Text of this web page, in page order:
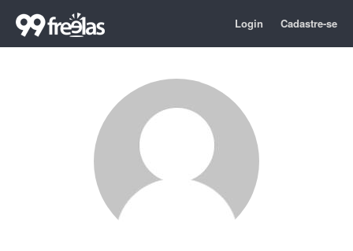
Login Cadastre-se